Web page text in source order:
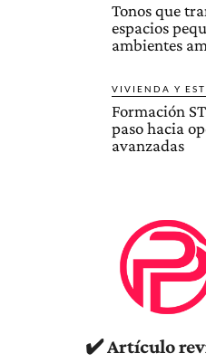
Tonos que
espacios
ambientes
VIVIENDA Y
Formación
paso hacia
avanzadas
✔️ Artículo